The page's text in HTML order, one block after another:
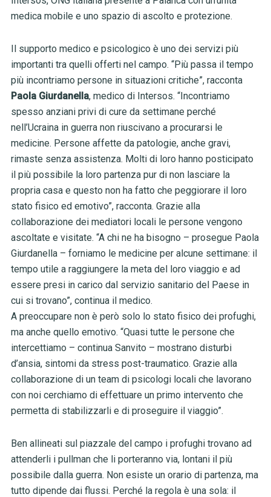
medica mobile e uno spazio di ascolto e protezione.
Il supporto medico e psicologico è uno dei servizi più
importanti tra quelli offerti nel campo. “Più passa il tempo
più incontriamo persone in situazioni critiche”, racconta
Paola Giurdanella, medico di Intersos. “Incontriamo
spesso anziani privi di cure da settimane perché
nell’Ucraina in guerra non riuscivano a procurarsi le
medicine. Persone affette da patologie, anche gravi,
rimaste senza assistenza. Molti di loro hanno posticipato
il più possibile la loro partenza pur di non lasciare la
propria casa e questo non ha fatto che peggiorare il loro
stato fisico ed emotivo”, racconta. Grazie alla
collaborazione dei mediatori locali le persone vengono
ascoltate e visitate. “A chi ne ha bisogno – prosegue Paola
Giurdanella – forniamo le medicine per alcune settimane: il
tempo utile a raggiungere la meta del loro viaggio e ad
essere presi in carico dal servizio sanitario del Paese in
cui si trovano”, continua il medico.
A preoccupare non è però solo lo stato fisico dei profughi,
ma anche quello emotivo. “Quasi tutte le persone che
intercettiamo – continua Sanvito – mostrano disturbi
d’ansia, sintomi da stress post-traumatico. Grazie alla
collaborazione di un team di psicologi locali che lavorano
con noi cerchiamo di effettuare un primo intervento che
permetta di stabilizzarli e di proseguire il viaggio”.
Ben allineati sul piazzale del campo i profughi trovano ad
attenderli i pullman che li porteranno via, lontani il più
possibile dalla guerra. Non esiste un orario di partenza, ma
tutto dipende dai flussi. Perché la regola è una sola: il